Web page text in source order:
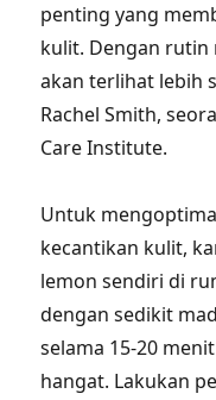
penting yang
kulit. Dengan
akan terlihat lebih
Rachel Smith,
Care Institute.
Untuk
kecantikan kulit,
lemon sendiri di
dengan sedikit
selama 15-20
hangat. Lakukan